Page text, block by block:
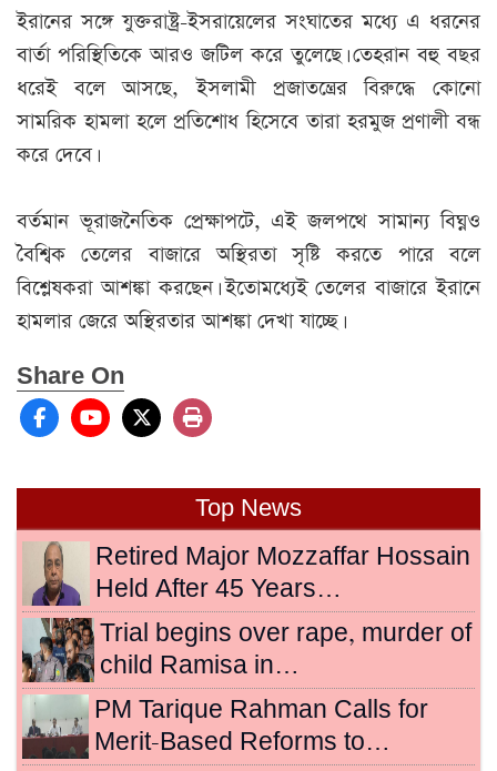
ইরানের সঙ্গে যুক্তরাষ্ট্র-ইসরায়েলের সংঘাতের মধ্যে এ ধরনের
বার্তা পরিস্থিতিকে আরও জটিল করে তুলেছে। তেহরান বহু বছর
ধরেই বলে আসছে, ইসলামী প্রজাতন্ত্রের বিরুদ্ধে কোনো
সামরিক হামলা হলে প্রতিশোধ হিসেবে তারা হরমুজ প্রণালী বন্ধ
করে দেবে।
বর্তমান ভূরাজনৈতিক প্রেক্ষাপটে, এই জলপথে সামান্য বিঘ্নও
বৈশ্বিক তেলের বাজারে অস্থিরতা সৃষ্টি করতে পারে বলে
বিশ্লেষকরা আশঙ্কা করছেন। ইতোমধ্যেই তেলের বাজারে ইরানে
হামলার জেরে অস্থিরতার আশঙ্কা দেখা যাচ্ছে।
Share On
Top News
Retired Major Mozzaffar Hossain
Held After 45 Years…
Trial begins over rape, murder of
child Ramisa in…
PM Tarique Rahman Calls for
Merit-Based Reforms to…